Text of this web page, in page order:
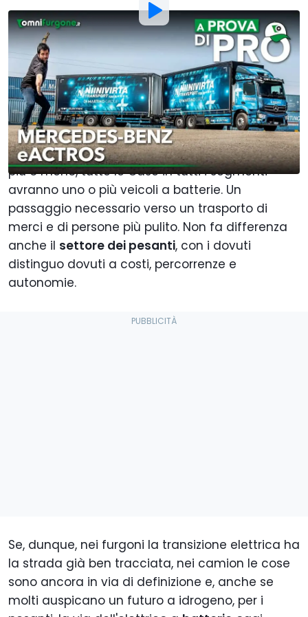
Di:Francesco Stazi
15 Giu 2023 18:00
Aggiungi Motor1.com alle
fonti preferite su Google
L'elettrificazione, lo abbiamo capito, è ormai un
obbiettivo, non evitabile. Questione di tempo e,
più o meno, tutte le Case in tutti i segmenti
avranno uno o più veicoli a batterie. Un
passaggio necessario verso un trasporto di
merci e di persone più pulito. Non fa differenza
anche il settore dei pesanti, con i dovuti
distinguo dovuti a costi, percorrenze e
autonomie.
Se, dunque, nei furgoni la transizione elettrica ha
la strada già ben tracciata, nei camion le cose
sono ancora in via di definizione e, anche se
molti auspicano un futuro a idrogeno, per i